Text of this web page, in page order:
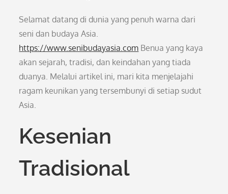
Selamat datang di dunia yang penuh warna dari
seni dan budaya Asia.
https://www.senibudayasia.com Benua yang kaya
akan sejarah, tradisi, dan keindahan yang tiada
duanya. Melalui artikel ini, mari kita menjelajahi
ragam keunikan yang tersembunyi di setiap sudut
Asia.
Kesenian
Tradisional